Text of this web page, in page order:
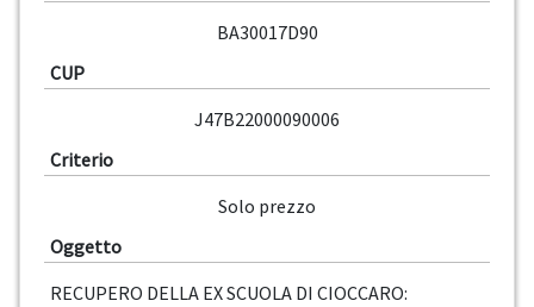
BA30017D90
CUP
J47B22000090006
Criterio
Solo prezzo
Oggetto
RECUPERO DELLA EX SCUOLA DI CIOCCARO: